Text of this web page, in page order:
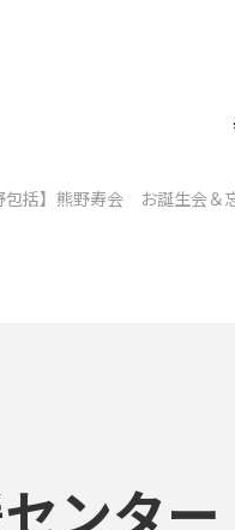
包括】熊野寿会 お誕生会＆
ンター